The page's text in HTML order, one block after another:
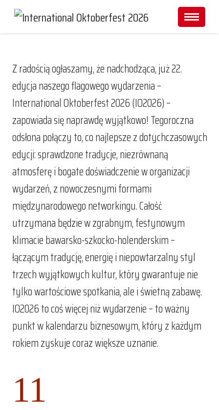
Z radością ogłaszamy, że nadchodząca, już 22.
edycja naszego flagowego wydarzenia –
International Oktoberfest 2026 (IO2026) –
zapowiada się naprawdę wyjątkowo! Tegoroczna
odsłona połączy to, co najlepsze z dotychczasowych
edycji: sprawdzone tradycje, niezrównaną
atmosferę i bogate doświadczenie w organizacji
wydarzeń, z nowoczesnymi formami
międzynarodowego networkingu. Całość
utrzymana będzie w zgrabnym, festynowym
klimacie bawarsko-szkocko-holenderskim –
łączącym tradycję, energię i niepowtarzalny styl
trzech wyjątkowych kultur, który gwarantuje nie
tylko wartościowe spotkania, ale i świetną zabawę.
IO2026 to coś więcej niż wydarzenie – to ważny
punkt w kalendarzu biznesowym, który z każdym
rokiem zyskuje coraz większe uznanie.
11